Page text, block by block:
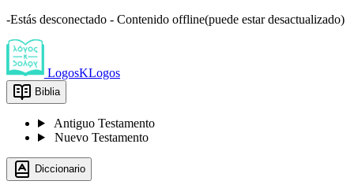
-Estás desconectado - Contenido offline(puede estar desactualizado)
LogosKLogos
Biblia
Antiguo Testamento
Nuevo Testamento
Diccionario